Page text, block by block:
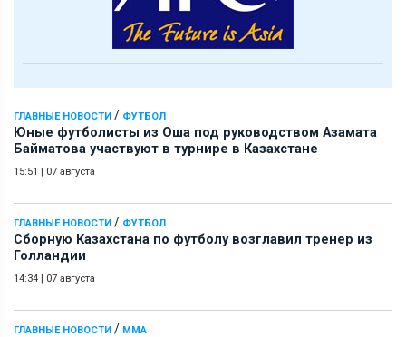
ГЛАВНЫЕ НОВОСТИ / ФУТБОЛ
Юные футболисты из Оша под руководством Азамата
Байматова участвуют в турнире в Казахстане
15:51 | 07 августа
ГЛАВНЫЕ НОВОСТИ / ФУТБОЛ
Сборную Казахстана по футболу возглавил тренер из
Голландии
14:34 | 07 августа
ГЛАВНЫЕ НОВОСТИ / ММА